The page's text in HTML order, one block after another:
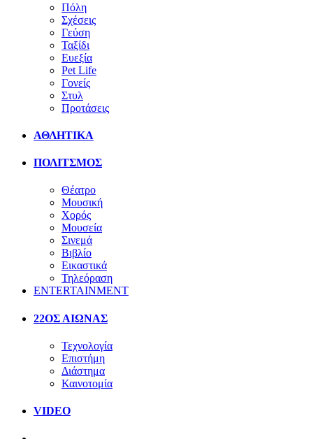
Πόλη
Σχέσεις
Γεύση
Ταξίδι
Ευεξία
Pet Life
Γονείς
Στυλ
Προτάσεις
ΑΘΛΗΤΙΚΑ
ΠΟΛΙΤΣΜΟΣ
Θέατρο
Μουσική
Χορός
Μουσεία
Σινεμά
Βιβλίο
Εικαστικά
Τηλεόραση
ENTERTAINMENT
22ΟΣ ΑΙΩΝΑΣ
Τεχνολογία
Επιστήμη
Διάστημα
Καινοτομία
VIDEO